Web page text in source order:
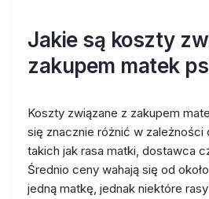
Jakie są koszty
zakupem matek
Koszty związane z zakupem
się znacznie różnić w zależności
takich jak rasa matki, dostawca
Średnio ceny wahają się od
jedną matkę, jednak niektóre